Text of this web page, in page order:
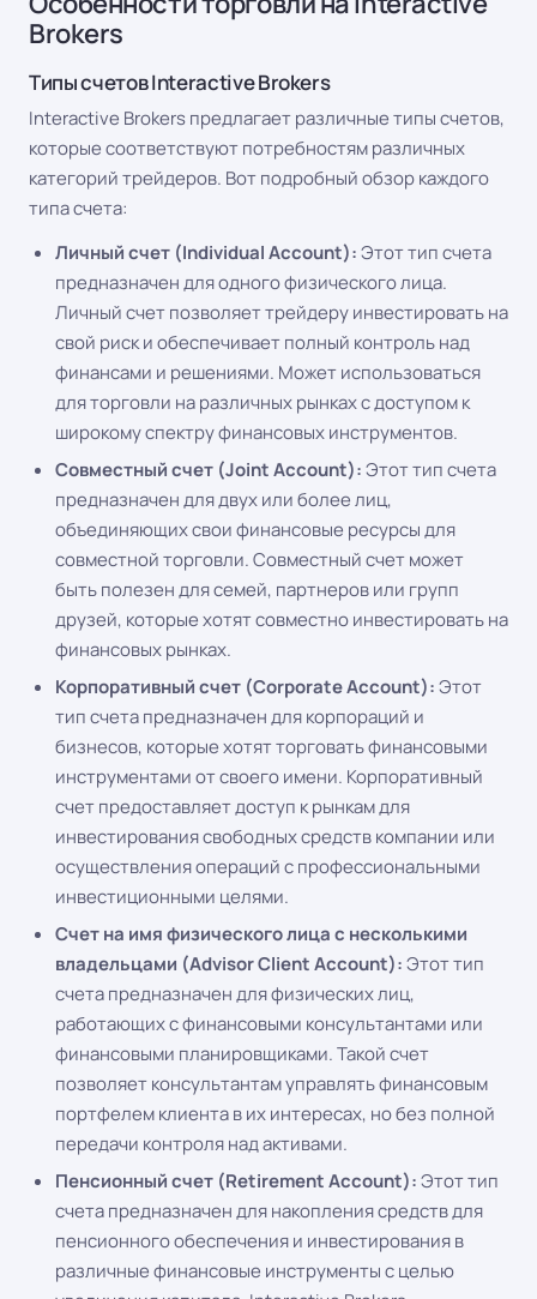
Brokers
Типы счетов Interactive Brokers
Interactive Brokers предлагает различные типы счетов,
которые соответствуют потребностям различных
категорий трейдеров. Вот подробный обзор каждого
типа счета:
Личный счет (Individual Account):Этот тип счета
предназначен для одного физического лица.
Личный счет позволяет трейдеру инвестировать на
свой риск и обеспечивает полный контроль над
финансами и решениями. Может использоваться
для торговли на различных рынках с доступом к
широкому спектру финансовых инструментов.
Совместный счет (Joint Account):Этот тип счета
предназначен для двух или более лиц,
объединяющих свои финансовые ресурсы для
совместной торговли. Совместный счет может
быть полезен для семей, партнеров или групп
друзей, которые хотят совместно инвестировать на
финансовых рынках.
Корпоративный счет (Corporate Account):Этот
тип счета предназначен для корпораций и
бизнесов, которые хотят торговать финансовыми
инструментами от своего имени. Корпоративный
счет предоставляет доступ к рынкам для
инвестирования свободных средств компании или
осуществления операций с профессиональными
инвестиционными целями.
Счет на имя физического лица с несколькими
владельцами (Advisor Client Account):Этот тип
счета предназначен для физических лиц,
работающих с финансовыми консультантами или
финансовыми планировщиками. Такой счет
позволяет консультантам управлять финансовым
портфелем клиента в их интересах, но без полной
передачи контроля над активами.
Пенсионный счет (Retirement Account):Этот тип
счета предназначен для накопления средств для
пенсионного обеспечения и инвестирования в
различные финансовые инструменты с целью